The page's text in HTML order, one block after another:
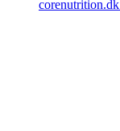
corenutrition.dk